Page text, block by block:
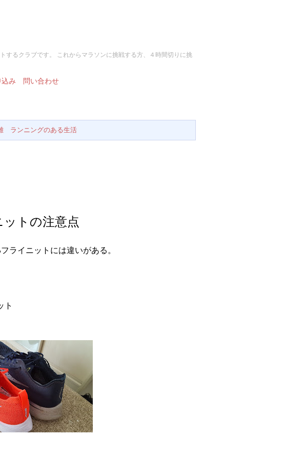
するクラブです。 これからマラソンに挑戦する方、４時間切りに挑
み 問い合わせ
ランニングのある生活
トの注意点
ライニットには違いがある。
ト